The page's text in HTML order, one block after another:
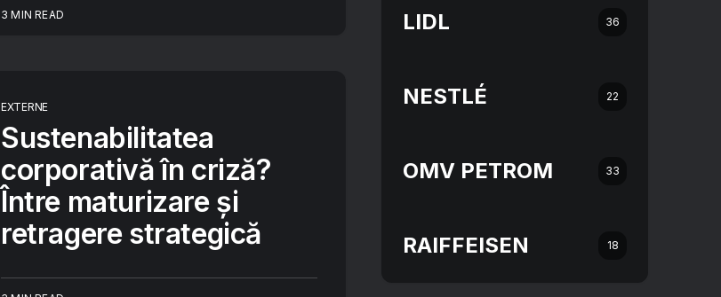
3 MIN READ
EXTERNE
Sustenabilitatea
corporativă în criză?
Între maturizare și
retragere strategică
LIDL 36
NESTLÉ 22
OMV PETROM 33
RAIFFEISEN 18